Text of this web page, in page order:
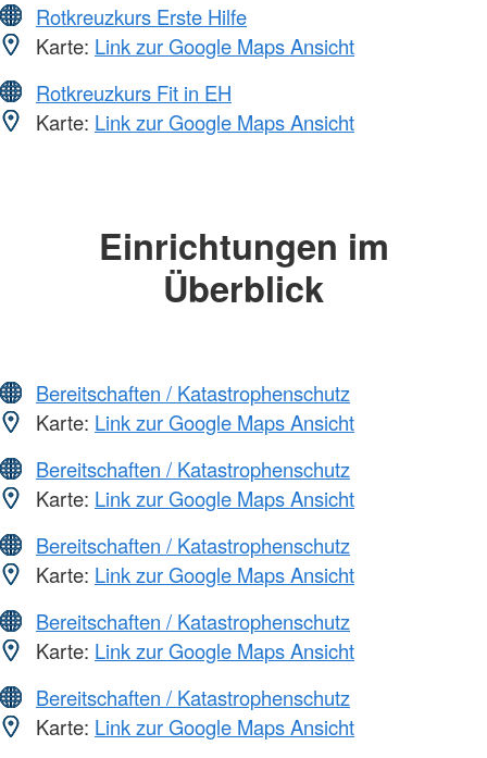
Rotkreuzkurs Erste Hilfe
Karte: Link zur Google Maps Ansicht
Rotkreuzkurs Fit in EH
Karte: Link zur Google Maps Ansicht
Einrichtungen im
Überblick
Bereitschaften / Katastrophenschutz
Karte: Link zur Google Maps Ansicht
Bereitschaften / Katastrophenschutz
Karte: Link zur Google Maps Ansicht
Bereitschaften / Katastrophenschutz
Karte: Link zur Google Maps Ansicht
Bereitschaften / Katastrophenschutz
Karte: Link zur Google Maps Ansicht
Bereitschaften / Katastrophenschutz
Karte: Link zur Google Maps Ansicht